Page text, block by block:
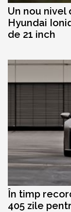
Un nou
Hyundai
de 21 inch
În timp
405 zile